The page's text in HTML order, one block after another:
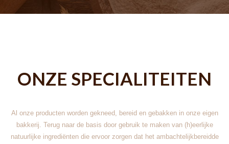
ONZE SPECIALITEITEN
Al onze producten worden gekneed, bereid en gebakken in onze eigen
bakkerij. Terug naar de basis door gebruik te maken van (h)eerlijke
natuurlijke ingrediënten die ervoor zorgen dat het ambachtelijkbereidde